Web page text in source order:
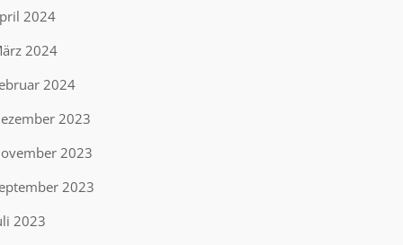
2024
2024
2024
2023
2023
2023
2023